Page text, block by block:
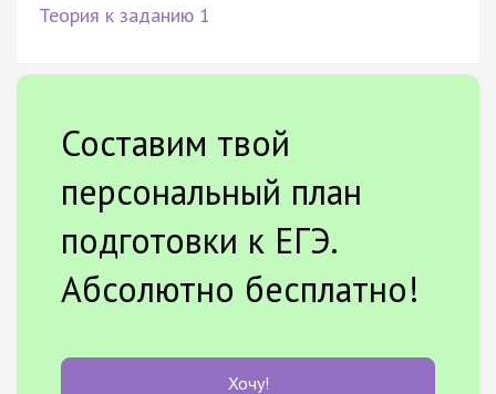
Теория к заданию 1
Составим твой
персональный план
подготовки к ЕГЭ.
Абсолютно бесплатно!
Хочу!